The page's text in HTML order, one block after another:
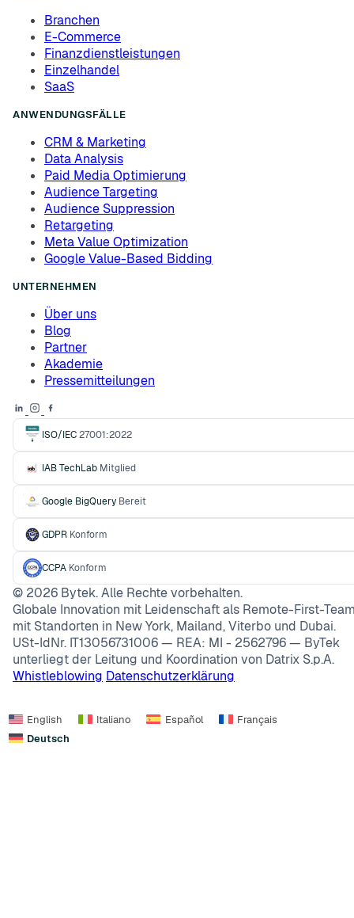
Branchen
E-Commerce
Finanzdienstleistungen
Einzelhandel
SaaS
ANWENDUNGSFÄLLE
CRM & Marketing
Data Analysis
Paid Media Optimierung
Audience Targeting
Audience Suppression
Retargeting
Meta Value Optimization
Google Value-Based Bidding
UNTERNEHMEN
Über uns
Blog
Partner
Akademie
Pressemitteilungen
ISO/IEC27001:2022
IAB TechLab Mitglied
Google BigQuery Bereit
GDPR Konform
CCPA Konform
© 2026 Bytek. Alle Rechte vorbehalten.
Globale Innovation mit Leidenschaft als Remote-First-
mit Standorten in New York, Mailand, Viterbo und Dubai.
USt-IdNr. IT13056731006 — REA: MI - 2562796 — ByTek
unterliegt der Leitung und Koordination von Datrix S.p.A.
Whistleblowing Datenschutzerklärung
English Italiano Español
Français
Deutsch